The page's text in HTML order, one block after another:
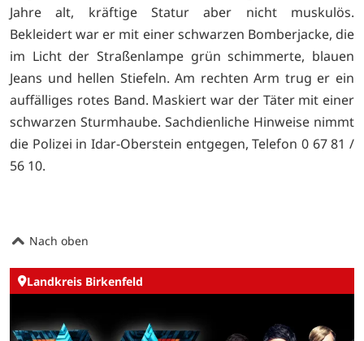
Jahre alt, kräftige Statur aber nicht muskulös.
Bekleidert war er mit einer schwarzen Bomberjacke, die
im Licht der Straßenlampe grün schimmerte, blauen
Jeans und hellen Stiefeln. Am rechten Arm trug er ein
auffälliges rotes Band. Maskiert war der Täter mit einer
schwarzen Sturmhaube. Sachdienliche Hinweise nimmt
die Polizei in Idar-Oberstein entgegen, Telefon 0 67 81 /
56 10.
Nach oben
Landkreis Birkenfeld